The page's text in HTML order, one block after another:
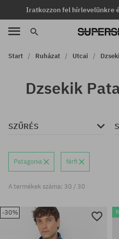
Iratkozzon fel hírlevelünkre
Start Ruházat Utcai
Dzsekik
SZŰRÉS
Patagonia férfi
A termékek száma: 30 / 30
-30%